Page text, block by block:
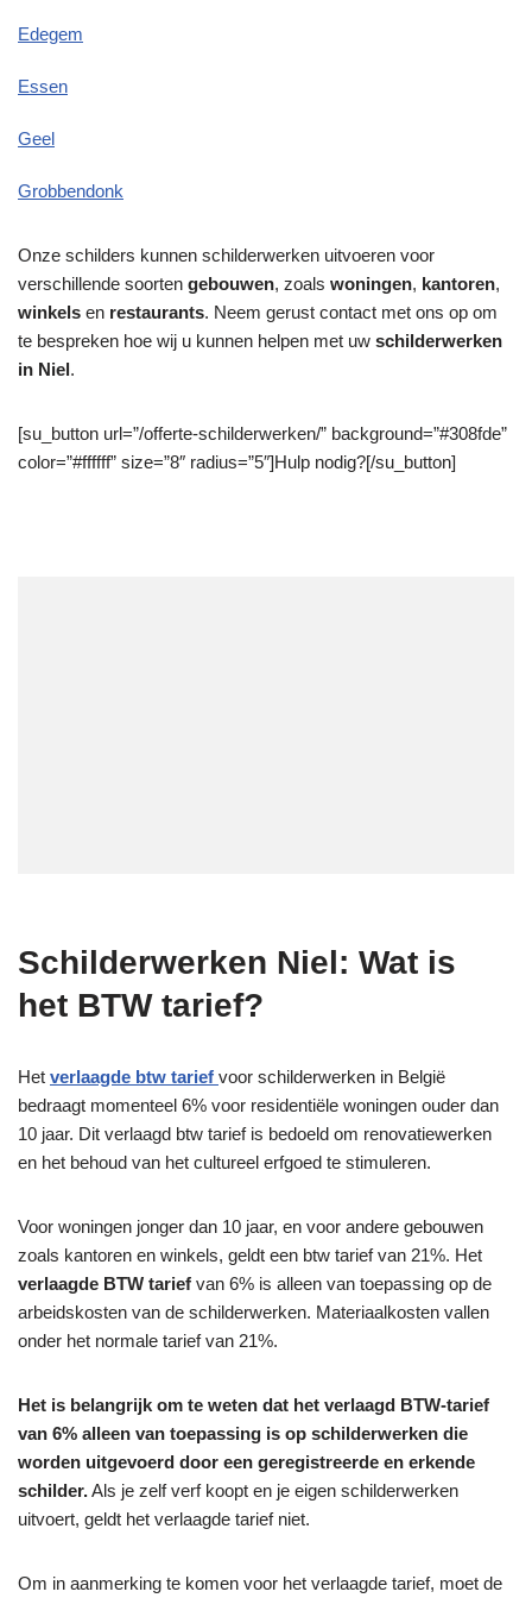
Edegem
Essen
Geel
Grobbendonk
Onze schilders kunnen schilderwerken uitvoeren voor
verschillende soorten gebouwen, zoals woningen, kantoren,
winkels en restaurants. Neem gerust contact met ons op om
te bespreken hoe wij u kunnen helpen met uw schilderwerken
in Niel.
[su_button url=”/offerte-schilderwerken/” background=”#308fde”
color=”#ffffff” size=”8″ radius=”5″]Hulp nodig?[/su_button]
Schilderwerken Niel: Wat is
het BTW tarief?
Het verlaagde btw tarief voor schilderwerken in België
bedraagt ​​momenteel 6% voor residentiële woningen ouder dan
10 jaar. Dit verlaagd btw tarief is bedoeld om renovatiewerken
en het behoud van het cultureel erfgoed te stimuleren.
Voor woningen jonger dan 10 jaar, en voor andere gebouwen
zoals kantoren en winkels, geldt een btw tarief van 21%. Het
verlaagde BTW tarief van 6% is alleen van toepassing op de
arbeidskosten van de schilderwerken. Materiaalkosten vallen
onder het normale tarief van 21%.
Het is belangrijk om te weten dat het verlaagd BTW-tarief
van 6% alleen van toepassing is op schilderwerken die
worden uitgevoerd door een geregistreerde en erkende
schilder.Als je zelf verf koopt en je eigen schilderwerken
uitvoert, geldt het verlaagde tarief niet.
Om in aanmerking te komen voor het verlaagde tarief, moet de